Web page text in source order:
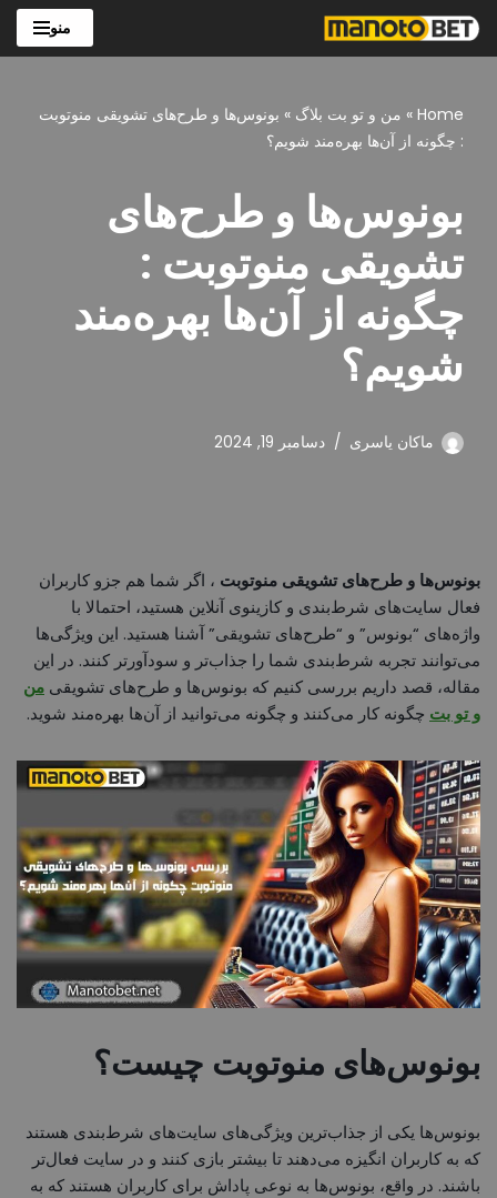
پرش
محتوا
منو
Home
» من و تو بت بلاگ » بونوس‌ها و طرح‌های تشویقی منوتوبت
: چگونه از آن‌ها بهره‌مند شویم؟
بونوس‌ها و طرح‌های
تشویقی منوتوبت :
چگونه از آن‌ها بهره‌مند
شویم؟
ماکان یاسری دسامبر 19, 2024
بونوس‌ها و طرح‌های تشویقی منوتوبت ، اگر شما هم جزو کاربران
فعال سایت‌های شرط‌بندی و کازینوی آنلاین هستید، احتمالا با
واژه‌های “بونوس” و “طرح‌های تشویقی” آشنا هستید. این ویژگی‌ها
می‌توانند تجربه شرط‌بندی شما را جذاب‌تر و سودآورتر کنند. در این
مقاله، قصد داریم بررسی کنیم که بونوس‌ها و طرح‌های تشویقی من
و تو بت چگونه کار می‌کنند و چگونه می‌توانید از آن‌ها بهره‌مند شوید.
بونوس‌های منوتوبت چیست؟
بونوس‌ها یکی از جذاب‌ترین ویژگی‌های سایت‌های شرط‌بندی هستند
که به کاربران انگیزه می‌دهند تا بیشتر بازی کنند و در سایت فعال‌تر
باشند. در واقع، بونوس‌ها به نوعی پاداش برای کاربران هستند که به